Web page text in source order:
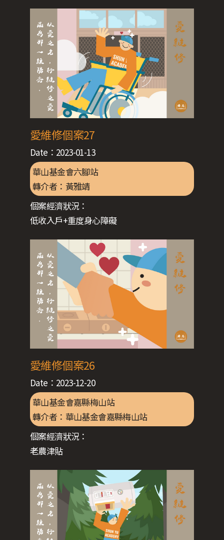
愛維修個案27
Date： 2023-01-13
華山基金會六腳站
轉介者： 黃雅靖
個案經濟狀況：
低收入戶+重度身心障礙
愛維修個案26
Date： 2023-12-20
華山基金會嘉縣梅山站
轉介者： 華山基金會嘉縣梅山站
個案經濟狀況：
老農津貼